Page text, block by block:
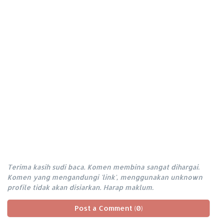
Terima kasih sudi baca. Komen membina sangat dihargai.
Komen yang mengandungi 'link', menggunakan unknown
profile tidak akan disiarkan. Harap maklum.
Post a Comment (0)